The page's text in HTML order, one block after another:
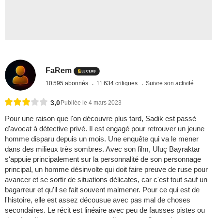
FaRem
10 595 abonnés 11 634 critiques Suivre son activité
3,0 Publiée le 4 mars 2023
Pour une raison que l'on découvre plus tard, Sadik est passé
d'avocat à détective privé. Il est engagé pour retrouver un jeune
homme disparu depuis un mois. Une enquête qui va le mener
dans des milieux très sombres. Avec son film, Uluç Bayraktar
s'appuie principalement sur la personnalité de son personnage
principal, un homme désinvolte qui doit faire preuve de ruse pour
avancer et se sortir de situations délicates, car c'est tout sauf un
bagarreur et qu'il se fait souvent malmener. Pour ce qui est de
l'histoire, elle est assez décousue avec pas mal de choses
secondaires. Le récit est linéaire avec peu de fausses pistes ou